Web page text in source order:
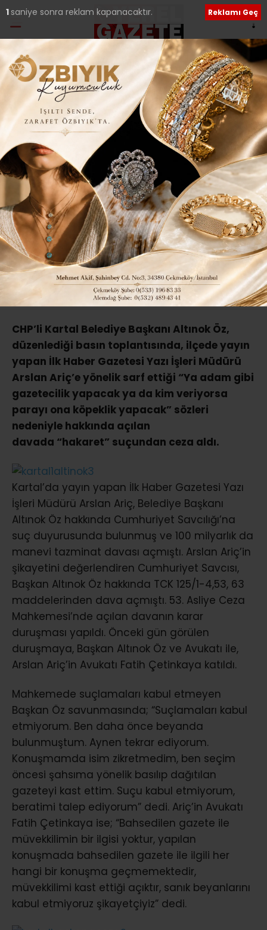
Ana Sayfa›Güncel
YEREL GAZETECİYE
‘HAKARET SUÇU’NA
YARGIDAN CEZA..
Giriş: 20-06-2015 17:18 198 Güncel Tüm Manşetler
ABONE OL
CHP’li Kartal Belediye Başkanı Altınok Öz,
düzenlediği basın toplantısında, ilçede yayın
yapan İlk Haber Gazetesi Yazı İşleri Müdürü
Arslan Ariç’e yönelik sarf ettiği “Ya adam gibi
gazetecilik yapacak ya da kim veriyorsa
parayı ona köpeklik yapacak” sözleri
nedeniyle hakkında açılan
davada “hakaret” suçundan ceza aldı.
Kartal’da yayın yapan İlk Haber Gazetesi Yazı
İşleri Müdürü Arslan Ariç, Belediye Başkanı
Altınok Öz hakkında Cumhuriyet Savcılığı’na
suç duyurusunda bulunmuş ve 100 milyarlık da
manevi tazminat davası açmıştı. Arslan Ariç’in
şikayetini değerlendiren Cumhuriyet Savcısı,
Başkan Altınok Öz hakkında TCK 125/1-4,53, 63
maddelerinden dava açmıştı. 53. Asliye Ceza
Mahkemesi’nde açılan davanın karar
duruşması yapıldı. Önceki gün görülen
duruşmaya, Başkan Altınok Öz ve Avukatı ile,
Arslan Ariç’in Avukatı Fatih Çetinkaya katıldı.
Mahkemede suçlamaları kabul etmeyen
Başkan Öz savunmasında; “Suçlamaları kabul
etmiyorum. Ben daha önce beyanda
bulunmuştum. Aynen tekrar ediyorum.
Konuşmamda isim zikretmedim, ben seçim
öncesi şahsıma yönelik basılıp dağıtılan
gazeteyi kast ettim. Suçu kabul etmiyorum,
beratimi talep ediyorum” dedi. Ariç’in Avukatı
Fatih Çetinkaya ise; “Bahsedilen gazete ile
müvekkilimin bir ilgisi yoktur, yapılan
konuşmada bahsedilen gazete ile ilgili her
hangi bir konuşma geçmemektedir,
müvekkilimi kast ettiği açıktır, sanık beyanlarını
kabul etmiyoruz şikayetçiyiz” dedi.